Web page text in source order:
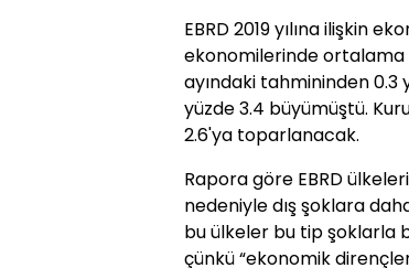
EBRD 2019 yılına ilişkin
ekonomilerinde ortalama
ayındaki tahmininden 0.3
yüzde 3.4 büyümüştü.
2.6'ya toparlanacak.
Rapora göre EBRD
nedeniyle dış şoklara
bu ülkeler bu tip şoklarla
çünkü “ekonomik